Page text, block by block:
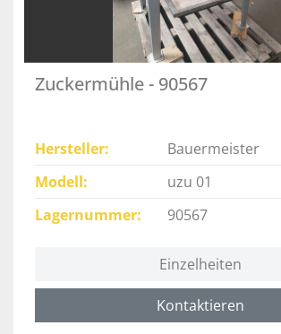
Zuckermühle - 90567
Hersteller
Bauermeister
Modell
uzu 01
Lagernummer
90567
Einzelheiten
Kontaktieren